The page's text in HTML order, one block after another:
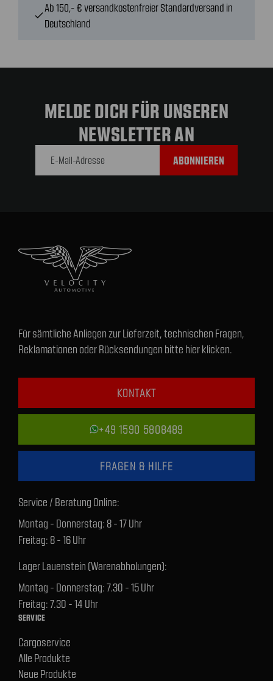
check
Ab 150,- € versandkostenfreier Standardversand in
Deutschland
MELDE DICH FÜR UNSEREN
NEWSLETTER AN
Für sämtliche Anliegen zur Lieferzeit, technischen Fragen,
Reklamationen oder Rücksendungen bitte hier klicken.
KONTAKT
+49 1590 5808489
FRAGEN & HILFE
Service / Beratung Online:
Montag - Donnerstag: 8 - 17 Uhr
Freitag: 8 - 16 Uhr
Lager Lauenstein (Warenabholungen):
Montag - Donnerstag: 7.30 - 15 Uhr
Freitag: 7.30 - 14 Uhr
SERVICE
Cargoservice
Alle Produkte
Neue Produkte